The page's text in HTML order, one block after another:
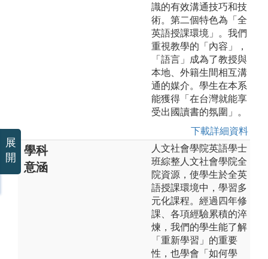
識的有效溝通技巧和技
術。第二個特色為「全
英語授課環境」。我們
重視教學的「內容」，
「語言」成為了教授與
本地、外籍生間相互溝
通的媒介。學生在本系
能獲得「在台灣就能享
受出國讀書的氛圍」。
下載詳細資料
學科
意涵
人文社會學院英語學士
班綜整人文社會學院全
院資源，使學生於全英
語授課環境中，學習多
元化課程。經過四年修
課、各項經驗累積的淬
煉，我們的學生能了解
「重新學習」的重要
性，也學會「如何學
展
開